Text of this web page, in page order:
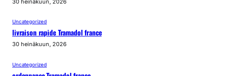
Uncategorized
livraison rapide Tramadol france
30 heinäkuun, 2026
Uncategorized